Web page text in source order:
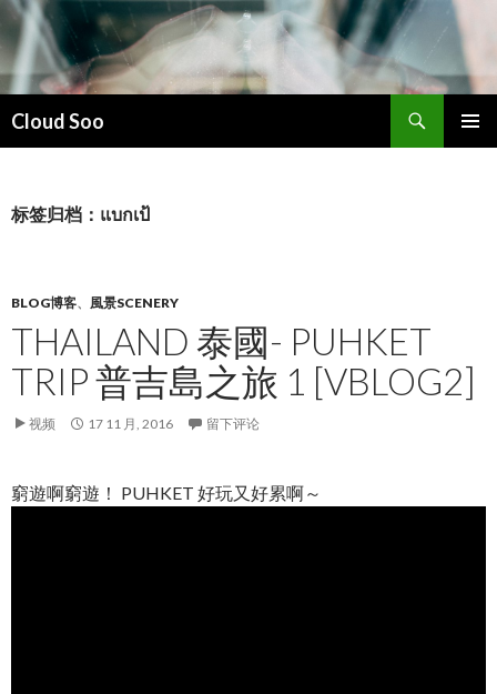
Cloud Soo
索
文
标签归档：แบกเป้
BLOG博客、 風景SCENERY
THAILAND 泰國- PUHKET
TRIP 普吉島之旅 1 [VBLOG2]
视频 17 11 月, 2016 留下评论
窮遊啊窮遊！ PUHKET 好玩又好累啊～